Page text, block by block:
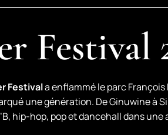
Festival
Festivala enflammé le parc
une génération. De Ginuwine à
hip-hop, pop et dancehall dans